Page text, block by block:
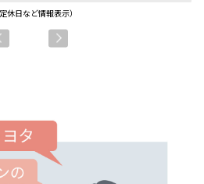
休日など情報表示）